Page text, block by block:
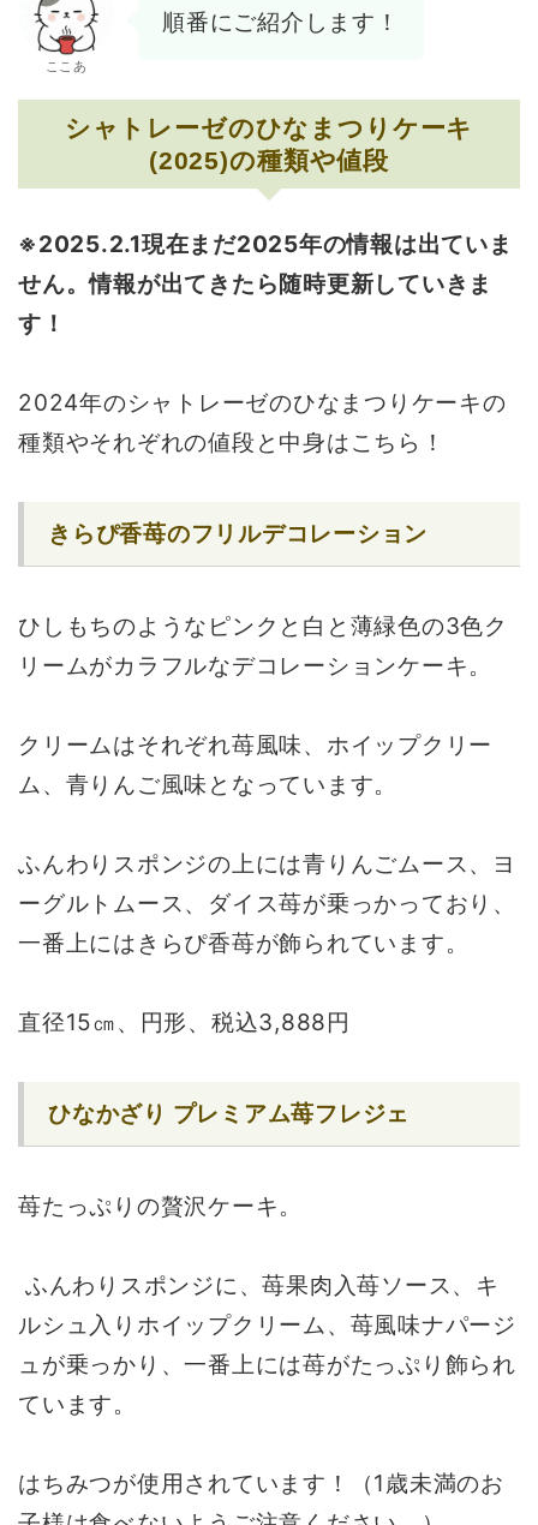
ここあ
順番にご紹介します！
シャトレーゼのひなまつりケーキ
(2025)の種類や値段
※2025.2.1現在まだ2025年の情報は出ていま
せん。情報が出てきたら随時更新していきま
す！
2024年のシャトレーゼのひなまつりケーキの
種類やそれぞれの値段と中身はこちら！
きらぴ香苺のフリルデコレーション
ひしもちのようなピンクと白と薄緑色の3色ク
リームがカラフルなデコレーションケーキ。
クリームはそれぞれ苺風味、ホイップクリー
ム、青りんご風味となっています。
ふんわりスポンジの上には青りんごムース、ヨ
ーグルトムース、ダイス苺が乗っかっており、
一番上にはきらぴ香苺が飾られています。
直径15㎝、円形、税込3,888円
ひなかざり プレミアム苺フレジェ
苺たっぷりの贅沢ケーキ。
ふんわりスポンジに、苺果肉入苺ソース、キ
ルシュ入りホイップクリーム、苺風味ナパージ
ュが乗っかり、一番上には苺がたっぷり飾られ
ています。
はちみつが使用されています！（1歳未満のお